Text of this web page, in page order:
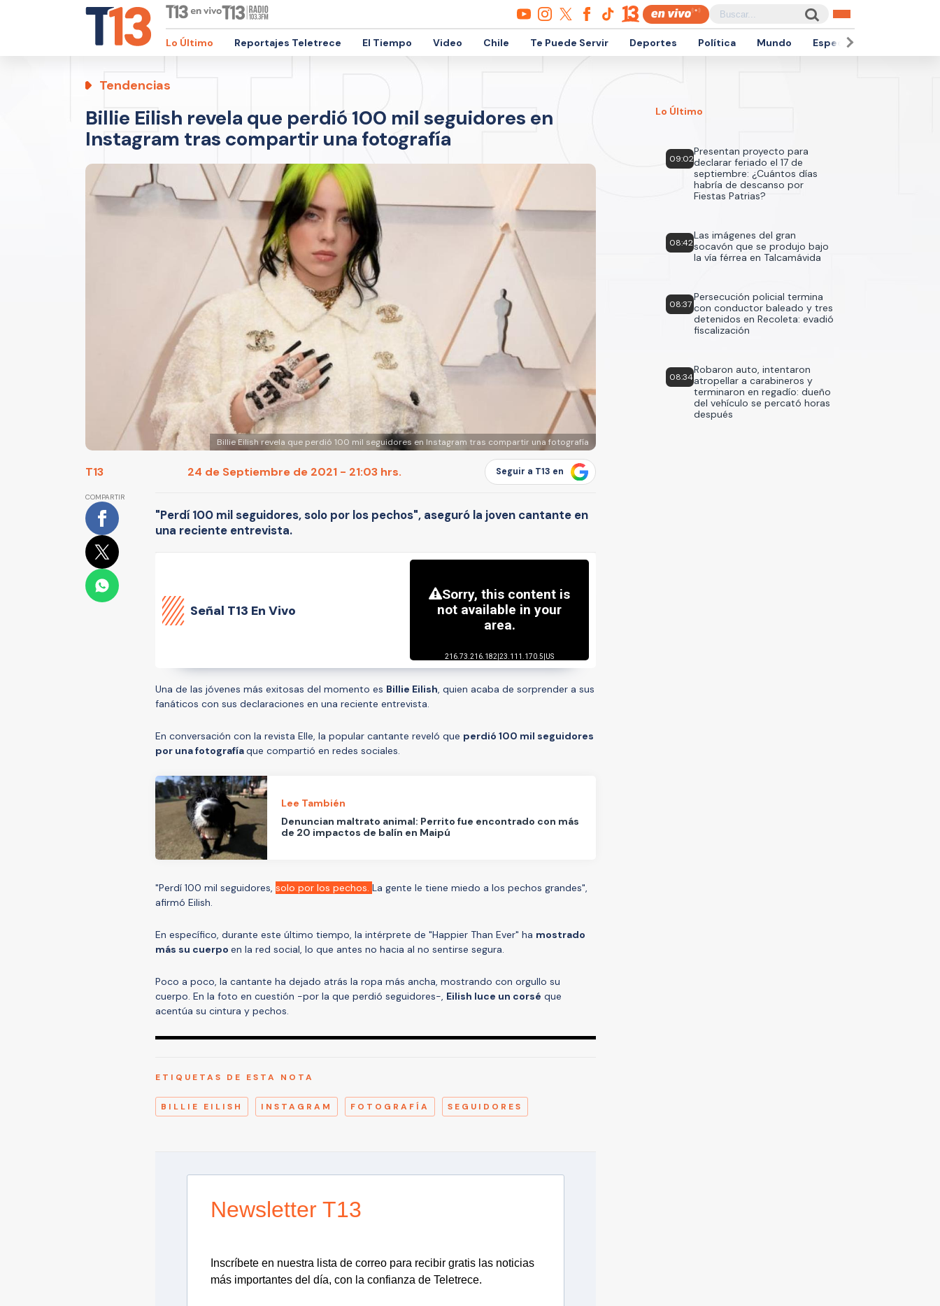
Lo Último Reportajes Teletrece El Tiempo Video Chile Te Puede Servir Deportes Política Mundo Espectáculos
Tendencias
Billie Eilish revela que perdió 100 mil seguidores en
Instagram tras compartir una fotografía
Billie Eilish revela que perdió 100 mil seguidores en Instagram tras compartir una fotografía
T13 24 de Septiembre de 2021 - 21:03 hrs. Seguir a T13 en
COMPARTIR
"Perdí 100 mil seguidores, solo por los pechos", aseguró la joven cantante en
una reciente entrevista.
Señal T13 En Vivo
Una de las jóvenes más exitosas del momento es Billie Eilish, quien acaba de sorprender a sus
fanáticos con sus declaraciones en una reciente entrevista.
En conversación con la revista Elle, la popular cantante reveló que perdió 100 mil seguidores
por una fotografíaque compartió en redes sociales.
Lee También
Denuncian maltrato animal: Perrito fue encontrado con más
de 20 impactos de balín en Maipú
"Perdí 100 mil seguidores, solo por los pechos. La gente le tiene miedo a los pechos grandes",
afirmó Eilish.
En específico, durante este último tiempo, la intérprete de "Happier Than Ever" ha mostrado
más su cuerpo en la red social, lo que antes no hacia al no sentirse segura.
Poco a poco, la cantante ha dejado atrás la ropa más ancha, mostrando con orgullo su
cuerpo. En la foto en cuestión -por la que perdió seguidores-, Eilish luce un corsé que
acentúa su cintura y pechos.
ETIQUETAS DE ESTA NOTA
BILLIE EILISH INSTAGRAM FOTOGRAFÍA SEGUIDORES
Newsletter T13
Inscríbete en nuestra lista de correo para recibir gratis las noticias
más importantes del día, con la confianza de Teletrece.
Lo Último
09:02
Presentan proyecto para
declarar feriado el 17 de
septiembre: ¿Cuántos días
habría de descanso por
Fiestas Patrias?
08:42
Las imágenes del gran
socavón que se produjo bajo
la vía férrea en Talcamávida
08:37
Persecución policial termina
con conductor baleado y tres
detenidos en Recoleta: evadió
fiscalización
08:34
Robaron auto, intentaron
atropellar a carabineros y
terminaron en regadío: dueño
del vehículo se percató horas
después